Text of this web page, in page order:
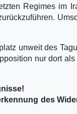
Regimes im
unweit des
nur dort
des